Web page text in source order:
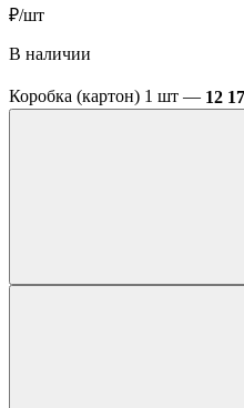
₽/шт
В наличии
Коробка (картон) 1 шт — 12